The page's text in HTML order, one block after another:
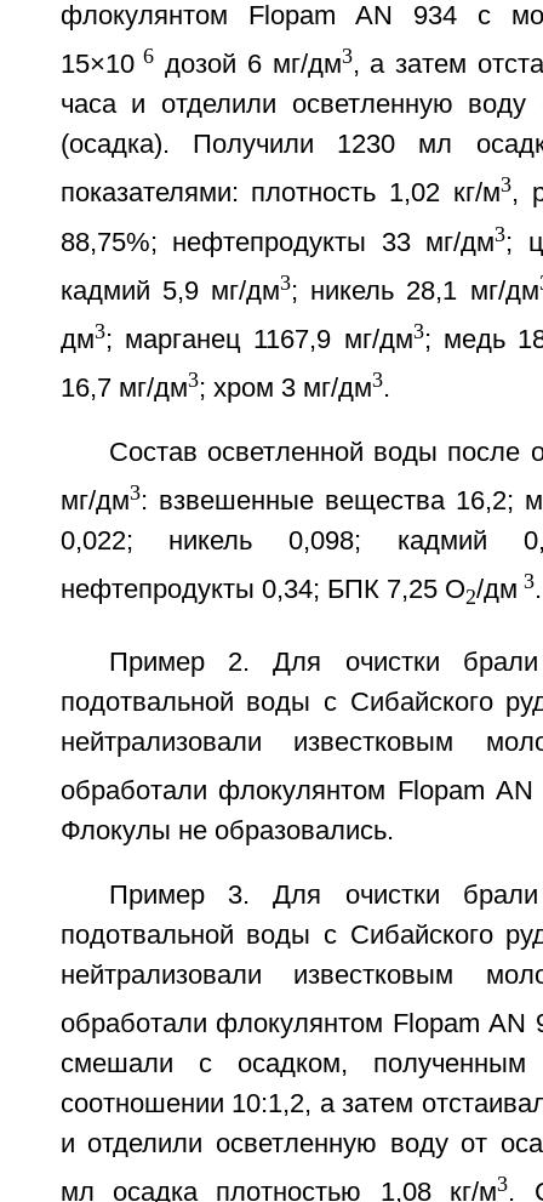
флокулянтом Flopam AN 934 с
15×106 дозой 6 мг/дм3, а затем
часа и отделили осветленную воду
(осадка). Получили 1230 мл
показателями: плотность 1,02 кг/м3,
88,75%; нефтепродукты 33 мг/дм3;
кадмий 5,9 мг/дм3; никель 28,1 мг/дм
дм3; марганец 1167,9 мг/дм3; медь
16,7 мг/дм3; хром 3 мг/дм3.
Состав осветленной воды после
мг/дм3: взвешенные вещества 16,2;
0,022; никель 0,098; кадмий
нефтепродукты 0,34; БПК 7,25 О2/дм 3.
Пример 2. Для очистки
подотвальной воды с Сибайского
нейтрализовали известковым
обработали флокулянтом Flopam
Флокулы не образовались.
Пример 3. Для очистки
подотвальной воды с Сибайского
нейтрализовали известковым
обработали флокулянтом Flopam AN
смешали с осадком,
соотношении 10:1,2, а затем
и отделили осветленную воду от
мл осадка плотностью 1,08 кг/м3.